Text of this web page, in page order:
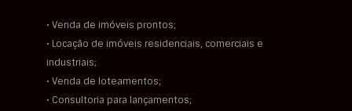
• Venda de imóveis prontos;
• Locação de imóveis residenciais, comerciais e
industriais;
• Venda de loteamentos;
• Consultoria para lançamentos;